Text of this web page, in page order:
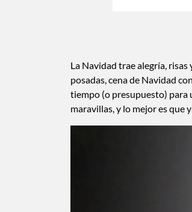
La Navidad trae alegría,
posadas, cena de Navidad
tiempo (o presupuesto) para
maravillas, y lo mejor es que